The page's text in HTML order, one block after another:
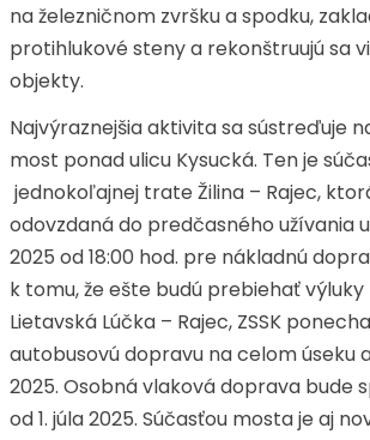
na železničnom zvršku a spodku,
protihlukové steny a rekonštruujú sa
objekty.
Najvýraznejšia aktivita sa sústreďuje
most ponad ulicu Kysucká. Ten je
jednokoľajnej trate Žilina – Rajec,
odovzdaná do predčasného užívania
2025 od 18:00 hod. pre nákladnú
k tomu, že ešte budú prebiehať výluky
Lietavská Lúčka – Rajec, ZSSK
autobusovú dopravu na celom úseku
2025. Osobná vlaková doprava bude
od 1. júla 2025. Súčasťou mosta je aj